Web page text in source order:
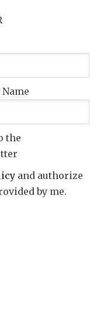
the
and authorize
by me.